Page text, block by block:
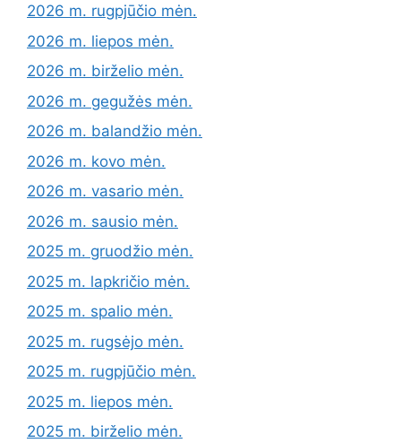
2026 m. rugpjūčio mėn.
2026 m. liepos mėn.
2026 m. birželio mėn.
2026 m. gegužės mėn.
2026 m. balandžio mėn.
2026 m. kovo mėn.
2026 m. vasario mėn.
2026 m. sausio mėn.
2025 m. gruodžio mėn.
2025 m. lapkričio mėn.
2025 m. spalio mėn.
2025 m. rugsėjo mėn.
2025 m. rugpjūčio mėn.
2025 m. liepos mėn.
2025 m. birželio mėn.